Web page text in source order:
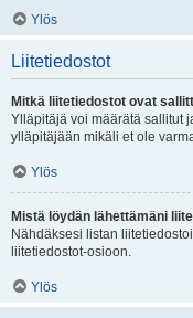
Ylös
Liitetiedostot
Mitkä liitetiedostot ovat
Ylläpitäjä voi määrätä sallitut
ylläpitäjään mikäli et ole
Ylös
Mistä löydän lähettämäni
Nähdäksesi listan
liitetiedostot-osioon.
Ylös